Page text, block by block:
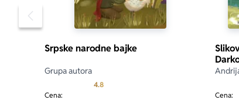
Pomeranje sadržaja slajdera u levo
Srpske narodne bajke
Grupa autora
4.8Prosecna ocena je 4.8 od 5
Cena:
Cena: